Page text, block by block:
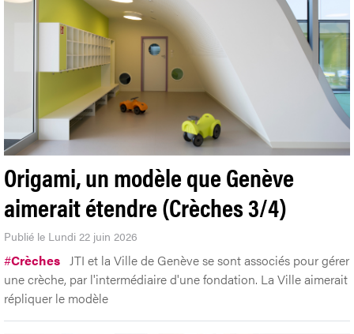
Origami, un modèle que Genève
aimerait étendre (Crèches 3/4)
Publié le Lundi 22 juin 2026
#Crèches JTI et la Ville de Genève se sont associés pour gérer
une crèche, par l'intermédiaire d'une fondation. La Ville aimerait
répliquer le modèle